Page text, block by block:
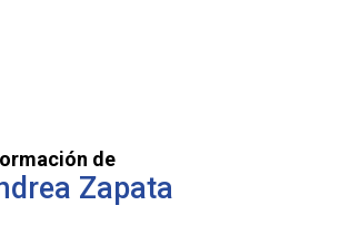
de
Zapata